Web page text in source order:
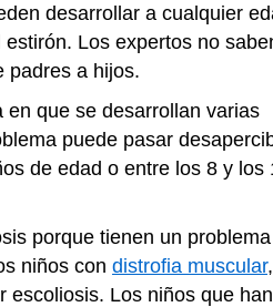
desarrollar a cualquier
Los expertos no
padres a hijos.
que se desarrollan varias
puede pasar
de edad o entre los 8 y los
porque tienen un
niños con distrofia muscular,
escoliosis. Los niños que han